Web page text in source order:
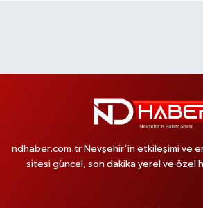
ndhaber.com.tr Nevşehir'in etkileşimi ve
sitesi güncel, son dakika yerel ve özel